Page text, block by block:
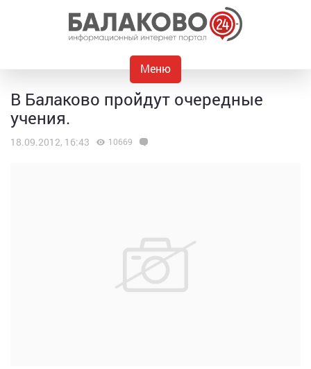
Меню
В Балаково пройдут очередные
учения.
18.09.2012, 16:43 10669